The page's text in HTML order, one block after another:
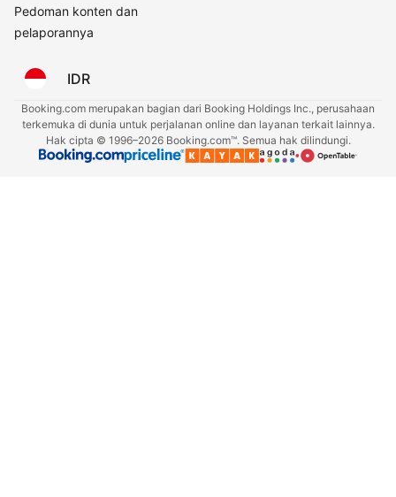
Pedoman konten dan
pelaporannya
IDR
Booking.com merupakan bagian dari Booking Holdings Inc., perusahaan
terkemuka di dunia untuk perjalanan online dan layanan terkait lainnya.
Hak cipta © 1996–2026 Booking.com™. Semua hak dilindungi.